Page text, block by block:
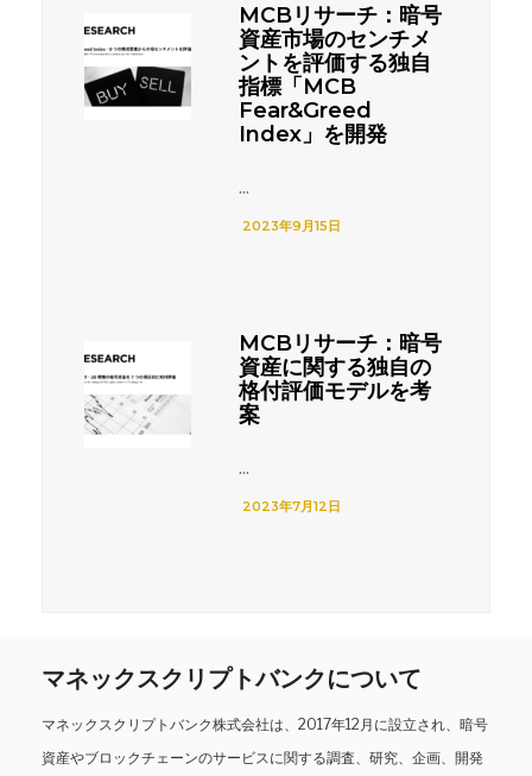
MCBリサーチ：暗号
資産市場のセンチメ
ントを評価する独自
指標「MCB
Fear&Greed
Index」を開発
...
2023年9月15日
MCBリサーチ：暗号
資産に関する独自の
格付評価モデルを考
案
...
2023年7月12日
マネックスクリプトバンクについて
マネックスクリプトバンク株式会社は、2017年12月に設立され、暗号
資産やブロックチェーンのサービスに関する調査、研究、企画、開発